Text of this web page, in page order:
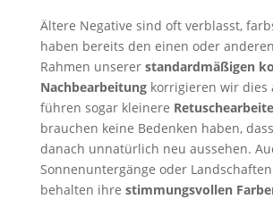
Ältere Negative sind oft verblasst,
haben bereits den einen oder
Rahmen unserer standardmäßigen
Nachbearbeitungkorrigieren wir dies
führen sogar kleinere
brauchen keine Bedenken haben,
danach unnatürlich neu aussehen.
Sonnenuntergänge oder
behalten ihre stimmungsvollen